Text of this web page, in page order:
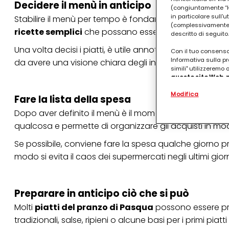
Decidere il menù in anticipo
Stabilire il menù per tempo è fondamentale. Non
ricette semplici che possano essere preparate
Una volta decisi i piatti, è utile annotare tutte le
da avere una visione chiara degli ingredienti
Fare la lista della spesa
Dopo aver definito il menù è il momento di preparare
qualcosa e permette di organizzare gli acquisti in
Se possibile, conviene fare la spesa qualche giorno
modo si evita il caos dei supermercati negli ultimi
Preparare in anticipo ciò che si può
Molti piatti del pranzo di Pasqua possono essere
tradizionali, salse, ripieni o alcune basi per i primi
(congiuntamente
in particolare
descritto di seguito.
Con il tuo
Informativa sulla
simili" utilizzeremo
questo sito
.
(rispettivamente
terzi, conservare
identificati) su
Puoi trovare
collegata nel piè
periodo di
"modifica" di seguito".
Se fai clic su
per uno o più degli
Modifica